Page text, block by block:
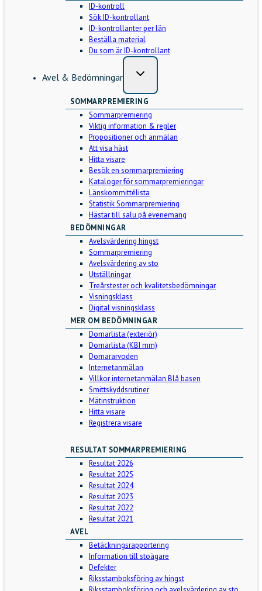
ID-kontroll
Sök ID-kontrollant
ID-kontrollanter per län
Beställa material
Du som är ID-kontrollant
Avel & Bedömningar
SOMMARPREMIERING
Sommarpremiering
Viktig information & regler
Propositioner och anmälan
Att visa häst
Hitta visare
Besök en sommarpremiering
Kataloger för sommarpremieringar
Länskommittélista
Statistik Sommarpremiering
Hästar till salu på evenemang
BEDÖMNINGAR
Avelsvärdering hingst
Sommarpremiering
Avelsvärdering av sto
Utställningar
Treårstester och kvalitetsbedömningar
Visningsklass
Digital visningsklass
MER OM BEDÖMNINGAR
Domarlista (exteriör)
Domarlista (KBI mm)
Domararvoden
Internetanmälan
Villkor internetanmälan Blå basen
Smittskyddsrutiner
Mätinstruktion
Hitta visare
Registrera visare
RESULTAT SOMMARPREMIERING
Resultat 2026
Resultat 2025
Resultat 2024
Resultat 2023
Resultat 2022
Resultat 2021
AVEL
Betäckningsrapportering
Information till stoägare
Defekter
Riksstamboksföring av hingst